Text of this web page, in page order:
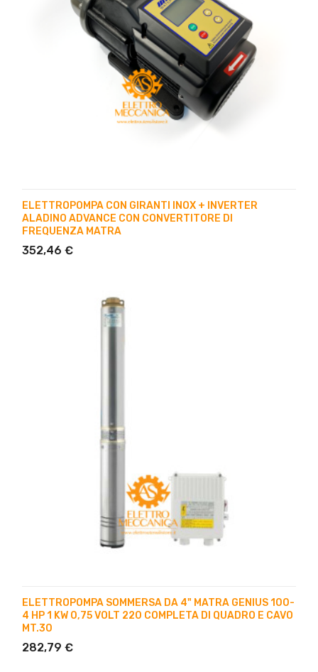
ELETTROPOMPA CON GIRANTI INOX + INVERTER
ALADINO ADVANCE CON CONVERTITORE DI
FREQUENZA MATRA
352,46 €
ELETTROPOMPA SOMMERSA DA 4" MATRA GENIUS 100-
4 HP 1 KW 0,75 VOLT 220 COMPLETA DI QUADRO E CAVO
MT.30
282,79 €